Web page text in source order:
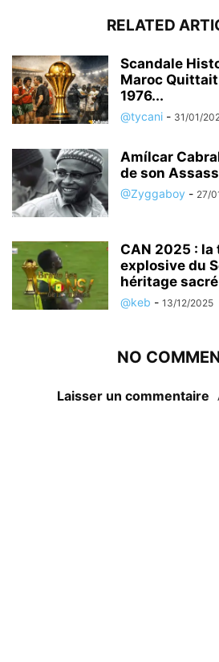
RELATED
Scandale
Maroc
1976...
@tycani - 31/01/
Amílcar
de son
@Zyggaboy - 27/
CAN 2025 :
explosive du
héritage
@keb - 13/12/2025
NO
Laisser un commentaire